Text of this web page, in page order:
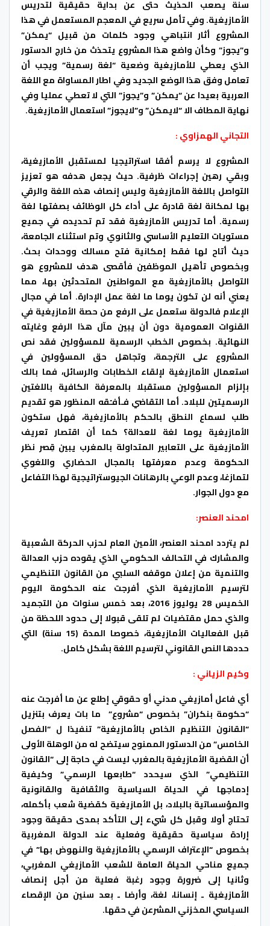
سنة يصعب الحذيث حتى عن بداية حقيقية لتدريس
الأمازيغية. وفي تأمل سريع في المعجم المستعمل في هذا
المشروع أثار انتباهي وجود كلمات من قبيل “يمكن”
و”يجوز” وكأن واضع هذا المشروع يتحذث من خارج الدستور
الذي يعطي للأمازيغية وضعية “لغة رسمية” ويجب أن
تعامل وفق هذا الوضع الجديد وفي اطار المساواة مع اللغة
العربية بعيدا عن “يمكن” و”يجوز” التي لا تعطي عمليا وفي
نهاية المطاف الا “لايمكن” و”لايجوز” استعمال الأمازيغية.
التجاني الهمزاوي :
المشروع لا يرسم أفقا استراتيجيا لمستقبل الأمازيغية،
وبقي رهين إجراءات ظرفية. حيث يجعل هدفه هو تعزيز
التواصل باللغة الأمازيغية وليس إنصاف هذه اللغة والرقي
بها لمكانة لغة قادرة على أداء كل الوظائف بصفتها لغة
رسمية. أما تدريس الأمازيغية فقد تم تحديده في جميع
مستويات التعليم الأساسي والثانوي وتم استثناء الجامعة،
حيث أتاح لها فقط إمكانية فتح مسالك ووحدات بحث.
وبخصوص تأهيل الموظفين فأقصى هدف للمشروع هو
التواصل بالأمازيغية مع المواطنين المتحدثين بها، مما
يعني أنه لن تكون يوما ما لغة عمل الإدارة. أما في مجال
الإعلام فالدولة ستعمل على الرفع من حصة الأمازيغية في
القنوات العمومية دون أن يبين مآل هذا الرفع وغايته
النهائية. بخصوص الخطب الرسمية للمسؤولين فقد نص
المشروع على الترجمة، وتجاهل حق المسؤولين في
استعمال الأمازيغية لإلقاء الخطابات والرسائل، فما بالك
بإلزام المسؤولين مستقبلا بالمعرفة الكافية باللغتين
الرسميتين للبلاد. أما التقاضي فـأفـُقه المنظور هو تقديم
طلب لسماع النطق بالحكم بالأمازيغية، فهل ستكون
الأمازيغية يوما لغة للعدالة؟ كما أن اقتصار تعريف
الأمازيغية على التعابير المتداولة بالمغرب يبين قِصر نظر
الحكومة وعدم معرفتها بالمجال الحضاري واللغوي
لتمازغا، وعدم الوعي بالرهانات الجيوستراتيجية لهذا التفاعل
مع دول الجوار.
امحند العنصر:
لم يتردد امحند العنصر، الأمين العام لحزب الحركة الشعبية
والمشارك في التحالف الحكومي الذي يقوده حزب العدالة
والتنمية من إعلان موقفه السلبي من القانون التنظيمي
لترسيم الأمازيغية الذي أفرجت عنه الحكومة اليوم
الخميس 28 يوليوز 2016، بعد خمس سنوات من التجميد
والذي حمل مقتضيات لم تلقى قبولا إلى حدود اللحظة من
قبل الفعاليات الأمازيغية، خصوصا المدة (15 سنة) التي
حددها النص القانوني لترسيم اللغة بشكل كامل.
وكيم الزياني :
أي فاعل أمازيغي مدني أو حقوقي إطلع عن ما أفرجت عنه
“حكومة بنكران” بخصوص “مشروع” ما بات يعرف بتنزيل
“القانون التنظيم الخاص بالأمازيغية” تنفيذا ل “الفصل
الخامس” من الدستور الممنوح سيتضح له من الوهلة الأولى
أن القضية الأمازيغية بالمغرب ليست في حاجة إلى “القانون
التنظيمي” الذي سيحدد “طابعها الرسمي” وكيفية
إدماجها في الحياة السياسية والثقافية والقانونية
والمؤسساتية بالبلاد، بل الأمازيغية كقضية شعب بأكمله،
تحتاج أولا وقبل كل شيء إلى التأكد بمدى حقيقة وجود
إرادة سياسية حقيقية وفعلية عند الدولة المغربية
بخصوص “الإعتراف الرسمي بالأمازيغية والنهوض بها” في
جميع مناحي الحياة العامة للشعب الأمازيغي المغربي،
وثانيا إلى ضرورة وجود رغبة فعلية من أجل إنصاف
الأمازيغية ـ إنسانا، لغة، وأرضا ـ بعد سنين من الإقصاء
السياسي المخزني المشرعن في حقها.